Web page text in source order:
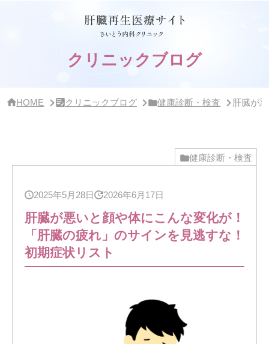
クリニックブログ
HOME クリニックブログ 健康診断・検査 肝臓が
健康診断・検査
2025年5月28日 2026年6月17日
肝臓が悪いと顔や体にこんな変化が！
「肝臓の疲れ」のサインを見逃すな！
初期症状リスト